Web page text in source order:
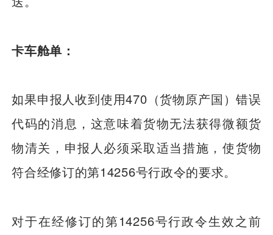
卡车舱单：
如果申报人收到使用470（货物原产国）错误
代码的消息，这意味着货物无法获得微额货
物清关，申报人必须采取适当措施，使货物
符合经修订的第14256号行政令的要求。
对于在经修订的第14256号行政令生效之前